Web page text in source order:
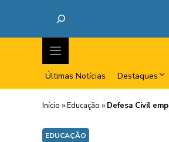
Últimas Notícias Destaques
Início »Educação » Defesa Civil
EDUCAÇÃO